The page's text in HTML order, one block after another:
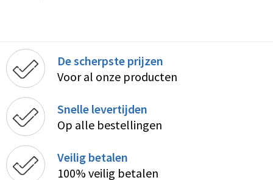
De scherpste prijzen
Voor al onze producten
Snelle levertijden
Op alle bestellingen
Veilig betalen
100% veilig betalen